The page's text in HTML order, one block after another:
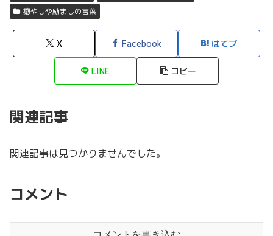
癒やしや励ましの言葉
X Facebook はてブ
LINE コピー
関連記事
関連記事は見つかりませんでした。
コメント